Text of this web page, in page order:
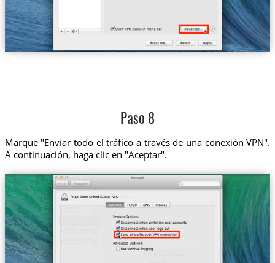
Paso 8
Marque "Enviar todo el tráfico a través de una conexión VPN".
A continuación, haga clic en "Aceptar".
Trust.Zone-United-States-MID